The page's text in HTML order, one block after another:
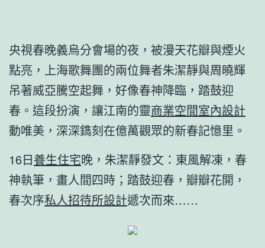
央視春晚義烏分會場的夜，被漫天花瓣與煙火
點亮，上海歌舞團的兩位舞者朱潔靜與周曉輝
吊著威亞騰空起舞，好像春神降臨，踏鼓迎
春。這段扮演，讓江南的靈商業空間室內設計
動唯美，深深鐫刻在億萬觀眾的新春記憶里。
16日養生住宅晚，朱潔靜發文：東風解凍，春
神執筆，畫人間四時；踏鼓迎春，瓣瓣花開，
春次序私人招待所設計遞次而來……